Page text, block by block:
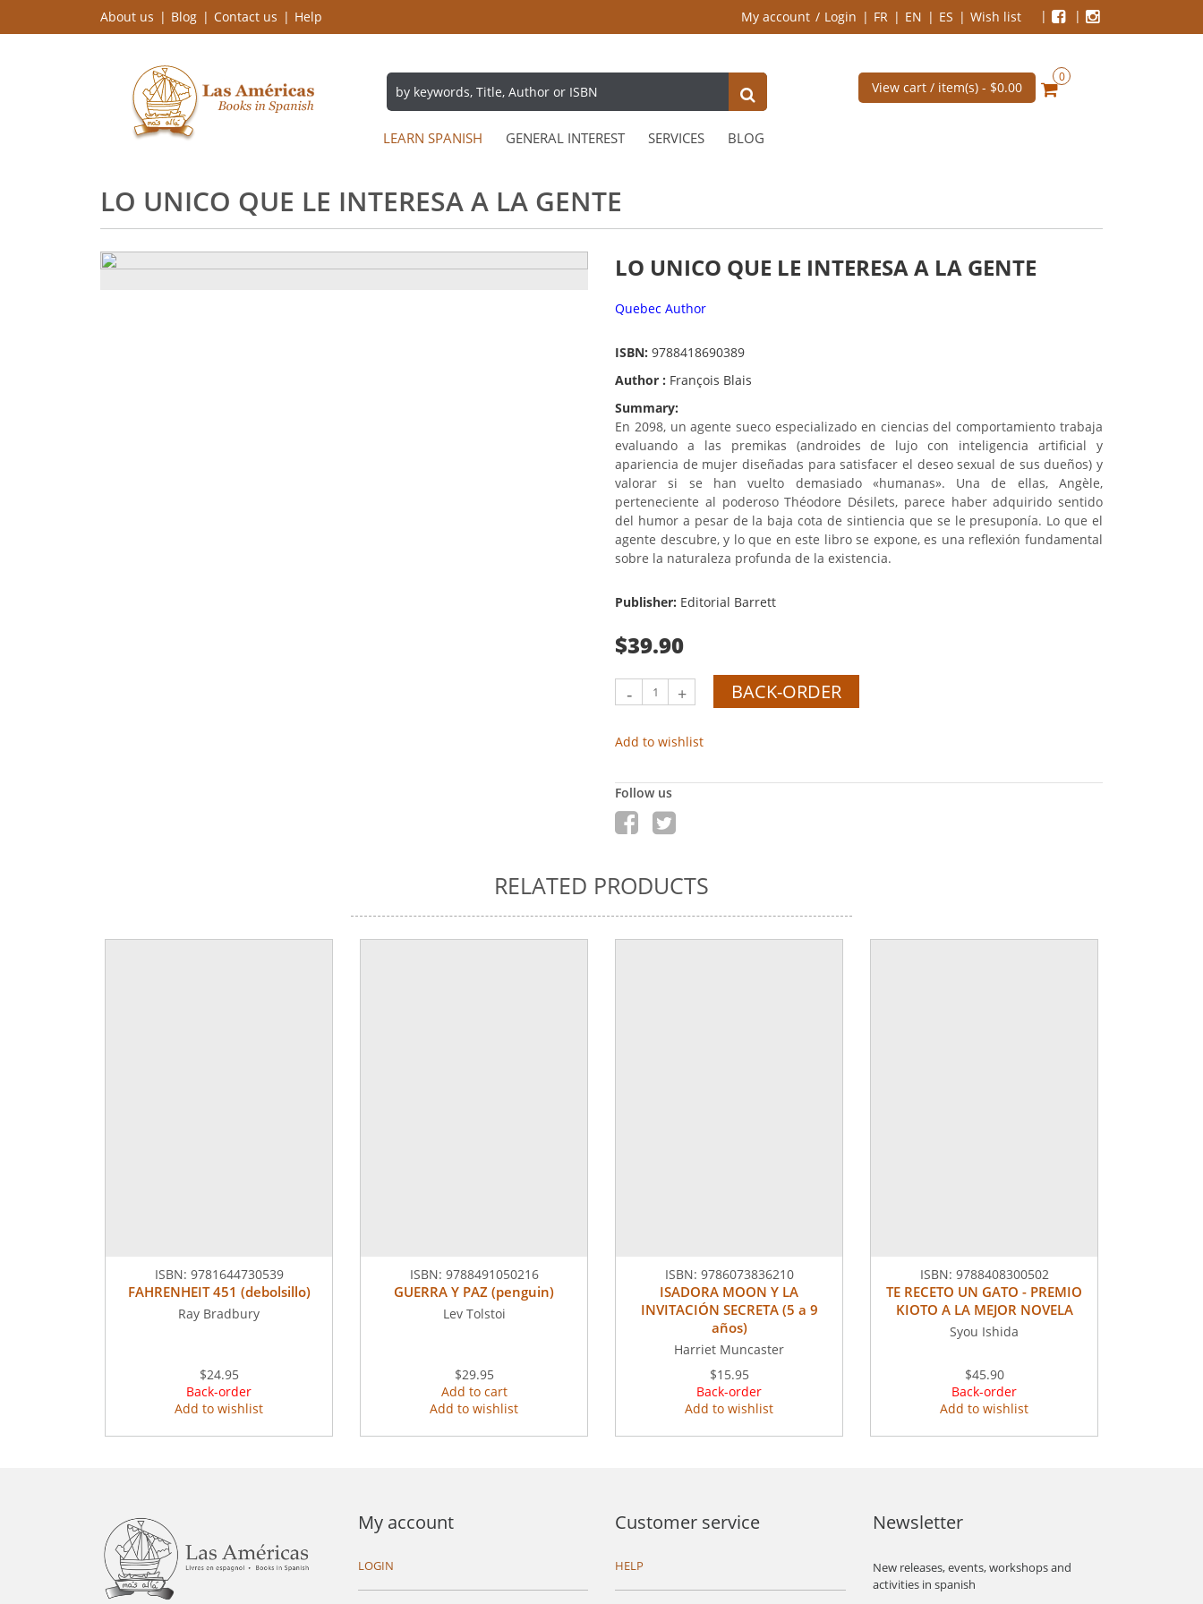
About us Blog Contact us Help My account Login FR EN ES Wish list
View cart / item(s) - $0.00
0
LEARN SPANISH GENERAL INTEREST SERVICES BLOG
LO UNICO QUE LE INTERESA A LA GENTE
LO UNICO QUE LE INTERESA A LA GENTE
Quebec Author
ISBN: 9788418690389
Author : François Blais
Summary:
En 2098, un agente sueco especializado en ciencias del comportamiento trabaja
evaluando a las premikas (androides de lujo con inteligencia artificial y
apariencia de mujer diseñadas para satisfacer el deseo sexual de sus dueños) y
valorar si se han vuelto demasiado «humanas». Una de ellas, Angèle,
perteneciente al poderoso Théodore Désilets, parece haber adquirido sentido
del humor a pesar de la baja cota de sintiencia que se le presuponía. Lo que el
agente descubre, y lo que en este libro se expone, es una reflexión fundamental
sobre la naturaleza profunda de la existencia.
Publisher: Editorial Barrett
$39.90
- + BACK-ORDER
Add to wishlist
Follow us
RELATED PRODUCTS
ISBN: 9781644730539
FAHRENHEIT 451 (debolsillo)
Ray Bradbury
$24.95
Back-order
Add to wishlist
ISBN: 9788491050216
GUERRA Y PAZ (penguin)
Lev Tolstoi
$29.95
Add to cart
Add to wishlist
ISBN: 9786073836210
ISADORA MOON Y LA
INVITACIÓN SECRETA (5 a 9
años)
Harriet Muncaster
$15.95
Back-order
Add to wishlist
ISBN: 9788408300502
TE RECETO UN GATO - PREMIO
KIOTO A LA MEJOR NOVELA
Syou Ishida
$45.90
Back-order
Add to wishlist
My account
LOGIN
Customer service
HELP
Newsletter
New releases, events, workshops and
activities in spanish